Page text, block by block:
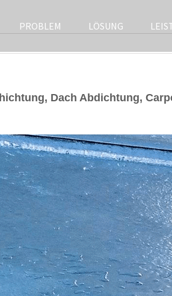
PROBLEM LÖSUNG
Dach Abdichtung,